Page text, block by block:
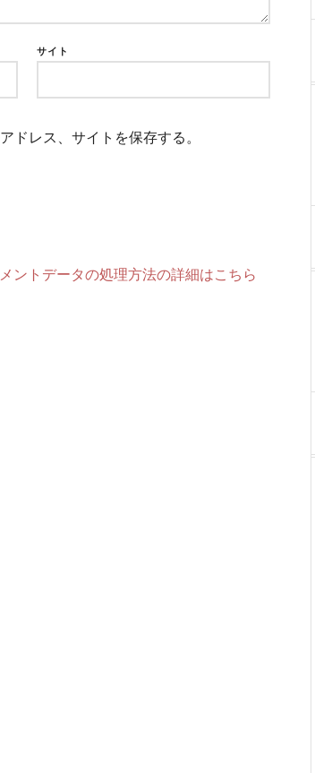
サイト
ドレス、サイトを保存する。
ントデータの処理方法の詳細はこちら